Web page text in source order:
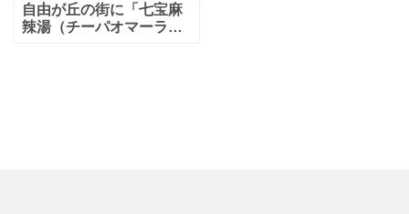
自由が丘の街に「七宝麻
辣湯（チーパオマーラー